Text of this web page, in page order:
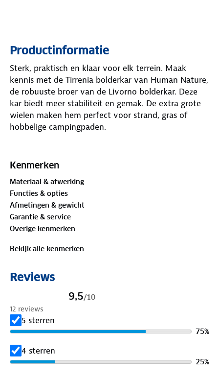
Productinformatie
Sterk, praktisch en klaar voor elk terrein. Maak
kennis met de Tirrenia bolderkar van Human Nature,
de robuuste broer van de Livorno bolderkar. Deze
kar biedt meer stabiliteit en gemak. De extra grote
wielen maken hem perfect voor strand, gras of
hobbelige campingpaden.
uitstekende terreinvaardigheid. De vier stille wielen,
uitgerust met bredere banden die moeiteloos over
oneffenheden rijden. Dat maakt het trekken, duwen
of manoeuvreren van de kar een stuk makkelijker.
Ook als hij volgeladen is en je over los zand of ruw
terrein moet.
handige opbergvakken bieden plek aan kleine
spullen zoals drinkflessen, zonnebrand of snacks. Na
gebruik klap je de Tirrenia snel in. Hij past compact
in de auto. Met de beschermhoes berg je hem thuis
netjes en stofvrij op.
Maak je bolderkar compleet met de
perfect als vlakke ondergrond tijdens een picknick.
Kenmerken
Materiaal & afwerking
Functies & opties
Afmetingen & gewicht
Garantie & service
Overige kenmerken
Bekijk alle kenmerken
Reviews
9,5/10
12 reviews
5 sterren
75%
4 sterren
25%